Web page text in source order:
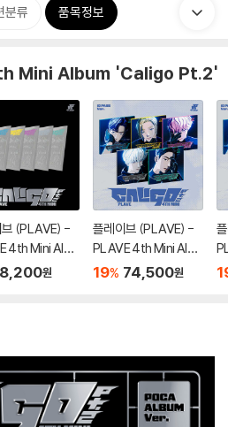
분류 품목정보
Mini Album 'Caligo Pt.2'
브 (PLAVE) -
4th Mini Albu
Pt.2' [POC
8,200원
플레이브 (PLAVE) -
PLAVE 4th Mini Albu
m 'Caligo Pt.2' [ID PA
19% 74,500원